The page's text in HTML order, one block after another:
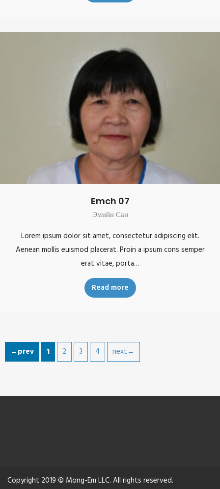
Emch 07
Эмийн Сан
Lorem ipsum dolor sit amet, consectetur adipiscing elit.
Aenean mollis euismod placerat. Proin a ipsum cons semper
erat vitae, porta…
Read more
←prev 1 2 3 4 next→
Copyright 2019 © Mong-Em LLC. All rights reserved.